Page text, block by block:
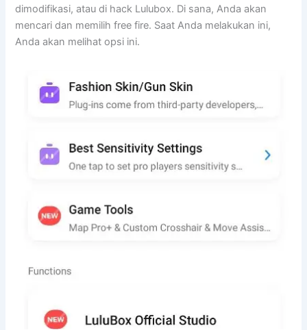
dimodifikasi, atau di hack Lulubox. Di sana, Anda akan
mencari dan memilih free fire. Saat Anda melakukan ini,
Anda akan melihat opsi ini.